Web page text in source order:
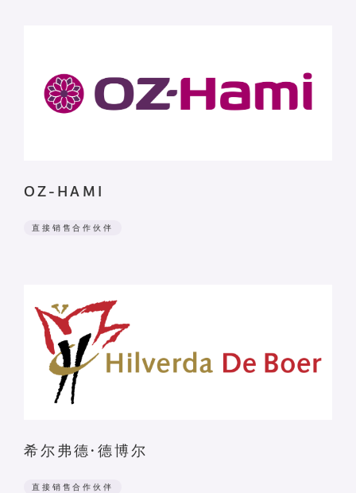
OZ-HAMI
直接销售合作伙伴
希尔弗德·德博尔
直接销售合作伙伴